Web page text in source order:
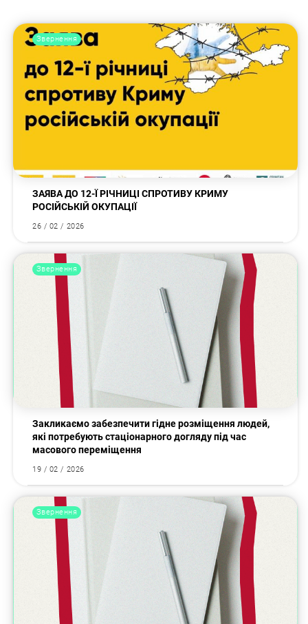
Звернення
ЗАЯВА ДО 12-Ї РІЧНИЦІ СПРОТИВУ КРИМУ
РОСІЙСЬКІЙ ОКУПАЦІЇ
26 / 02 / 2026
Звернення
Закликаємо забезпечити гідне розміщення людей,
які потребують стаціонарного догляду під час
масового переміщення
19 / 02 / 2026
Звернення